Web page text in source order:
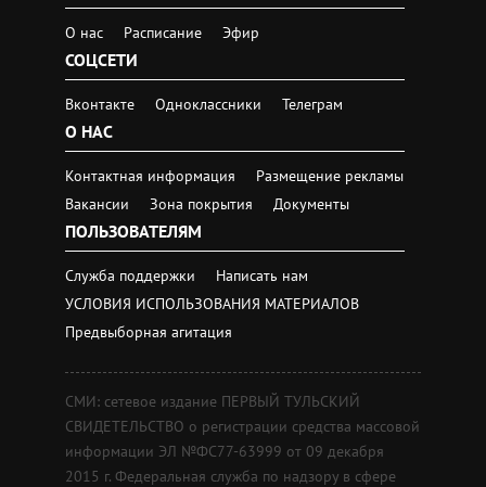
О нас Расписание Эфир
СОЦСЕТИ
Вконтакте Одноклассники Телеграм
О НАС
Контактная информация
Размещение рекламы
Вакансии
Зона покрытия Документы
ПОЛЬЗОВАТЕЛЯМ
Служба поддержки
Написать нам
УСЛОВИЯ ИСПОЛЬЗОВАНИЯ МАТЕРИАЛОВ
Предвыборная агитация
СМИ: сетевое издание ПЕРВЫЙ ТУЛЬСКИЙ
СВИДЕТЕЛЬСТВО о регистрации средства массовой
информации ЭЛ №ФС77-63999 от 09 декабря
2015 г. Федеральная служба по надзору в сфере